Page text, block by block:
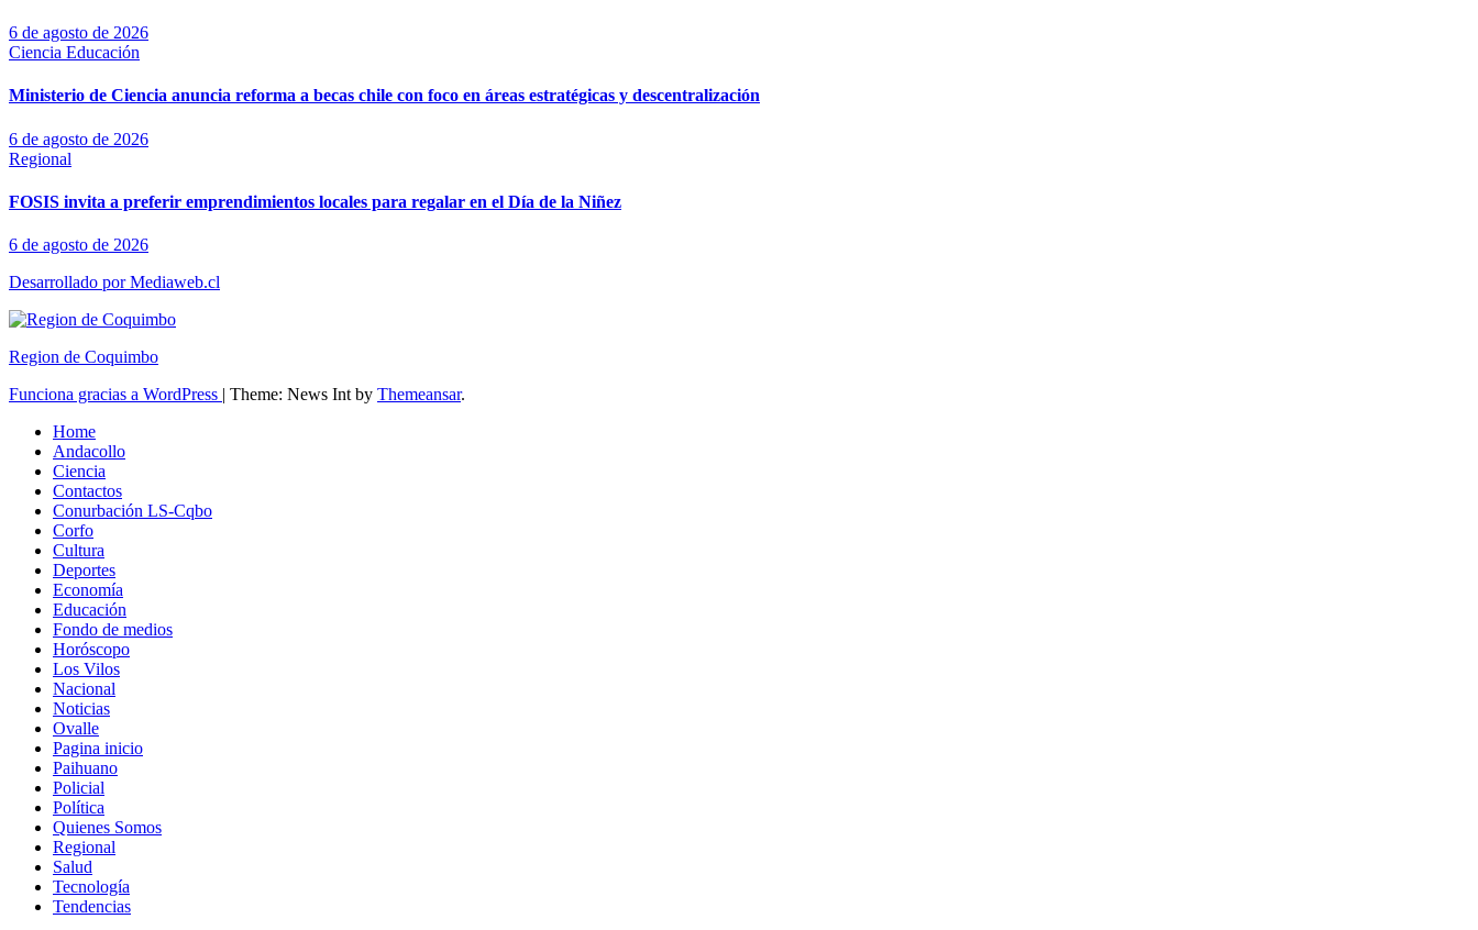
6 de agosto de 2026
Ciencia Educación
Ministerio de Ciencia anuncia reforma a becas chile con foco en áreas estratégicas y descentralización
6 de agosto de 2026
Regional
FOSIS invita a preferir emprendimientos locales para regalar en el Día de la Niñez
6 de agosto de 2026
Desarrollado por Mediaweb.cl
Region de Coquimbo
Funciona gracias a WordPress | Theme: News Int by Themeansar.
Home
Andacollo
Ciencia
Contactos
Conurbación LS-Cqbo
Corfo
Cultura
Deportes
Economía
Educación
Fondo de medios
Horóscopo
Los Vilos
Nacional
Noticias
Ovalle
Pagina inicio
Paihuano
Policial
Política
Quienes Somos
Regional
Salud
Tecnología
Tendencias